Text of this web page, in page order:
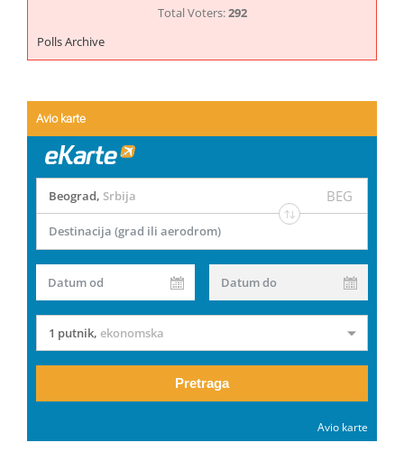
Total Voters:292
Polls Archive
Avio karte
Beograd, Srbija BEG
Destinacija (grad ili aerodrom)
Datum od Datum do
1 putnik, ekonomska
Pretraga
Avio karte